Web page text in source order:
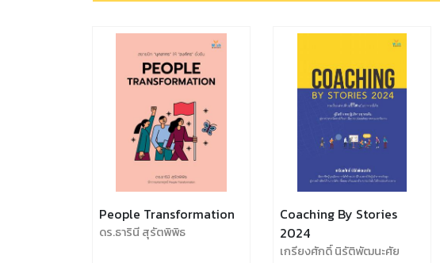
People Transformation
ดร.ธารินี สุรัตพิพิธ
Coaching By Stories
2024
เกรียงศักดิ์ นิรัติพัฒนะศัย